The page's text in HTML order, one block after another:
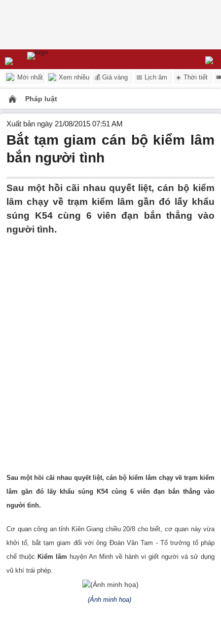
Mới nhất Xem nhiều 💰 Giá vàng 📅 Lịch âm ☀️ Thời tiết
Pháp luật
Xuất bản ngày 21/08/2015 07:51 AM
Bắt tạm giam cán bộ kiểm lâm
bắn người tình
Sau một hồi cãi nhau quyết liệt, cán bộ kiểm
lâm chạy về trạm kiểm lâm gần đó lấy khẩu
súng K54 cùng 6 viên đạn bắn thẳng vào
người tình.
Sau một hồi cãi nhau quyết liệt, cán bộ kiểm lâm chạy về trạm kiểm
lâm gần đó lấy khẩu súng K54 cùng 6 viên đạn bắn thẳng vào
người tình.
Cơ quan công an tỉnh Kiên Giang chiều 20/8 cho biết, cơ quan này vừa
khởi tố, bắt tạm giam đối với ông Đoàn Văn Tam - Tổ trưởng tổ pháp
chế thuộc Kiểm lâm huyện An Minh về hành vi giết người và sử dụng
vũ khí trái phép.
(Ảnh minh họa)